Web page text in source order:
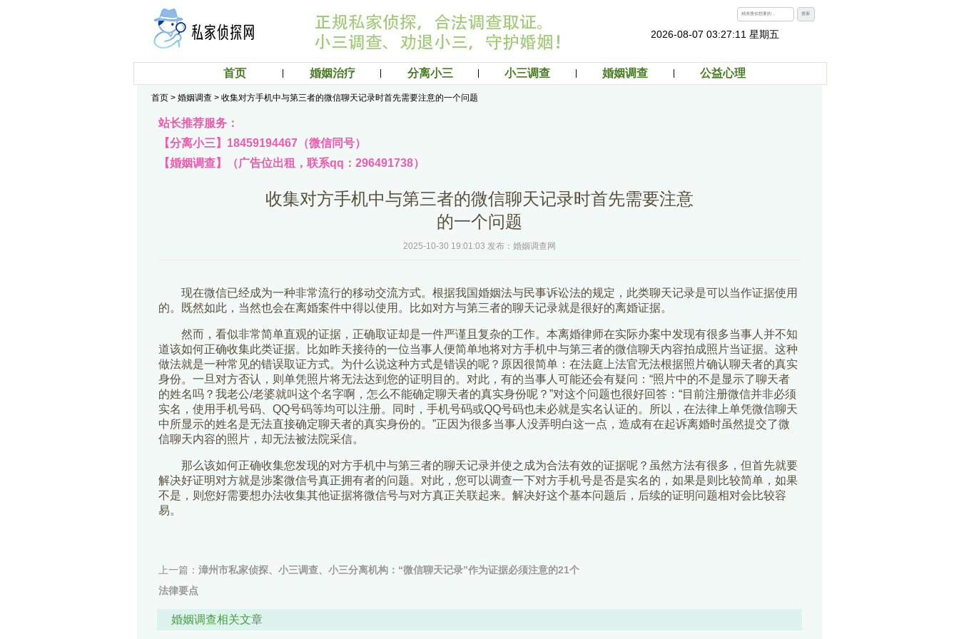
搜索
2026-08-07 03:27:11 星期五
首页 婚姻治疗 分离小三 小三调查 婚姻调查 公益心理
首页 > 婚姻调查 > 收集对方手机中与第三者的微信聊天记录时首先需要注意的一个问题
站长推荐服务：
【分离小三】18459194467（微信同号）
【婚姻调查】（广告位出租，联系qq：296491738）
收集对方手机中与第三者的微信聊天记录时首先需要注意
的一个问题
2025-10-30 19:01:03 发布：婚姻调查网
现在微信已经成为一种非常流行的移动交流方式。根据我国婚姻法与民事诉讼法的规定，此类聊天记录是可以当作证据使用
的。既然如此，当然也会在离婚案件中得以使用。比如对方与第三者的聊天记录就是很好的离婚证据。
然而，看似非常简单直观的证据，正确取证却是一件严谨且复杂的工作。本离婚律师在实际办案中发现有很多当事人并不知
道该如何正确收集此类证据。比如昨天接待的一位当事人便简单地将对方手机中与第三者的微信聊天内容拍成照片当证据。这种
做法就是一种常见的错误取证方式。为什么说这种方式是错误的呢？原因很简单：在法庭上法官无法根据照片确认聊天者的真实
身份。一旦对方否认，则单凭照片将无法达到您的证明目的。对此，有的当事人可能还会有疑问：“照片中的不是显示了聊天者
的姓名吗？我老公/老婆就叫这个名字啊，怎么不能确定聊天者的真实身份呢？”对这个问题也很好回答：“目前注册微信并非必须
实名，使用手机号码、QQ号码等均可以注册。同时，手机号码或QQ号码也未必就是实名认证的。所以，在法律上单凭微信聊天
中所显示的姓名是无法直接确定聊天者的真实身份的。”正因为很多当事人没弄明白这一点，造成有在起诉离婚时虽然提交了微
信聊天内容的照片，却无法被法院采信。
那么该如何正确收集您发现的对方手机中与第三者的聊天记录并使之成为合法有效的证据呢？虽然方法有很多，但首先就要
解决好证明对方就是涉案微信号真正拥有者的问题。对此，您可以调查一下对方手机号是否是实名的，如果是则比较简单，如果
不是，则您好需要想办法收集其他证据将微信号与对方真正关联起来。解决好这个基本问题后，后续的证明问题相对会比较容
易。
上一篇： 漳州市私家侦探、小三调查、小三分离机构：“微信聊天记录”作为证据必须注意的21个
法律要点
想起诉第三者返还财产，但是第三者微信改名了怎么办？
婚姻调查相关文章